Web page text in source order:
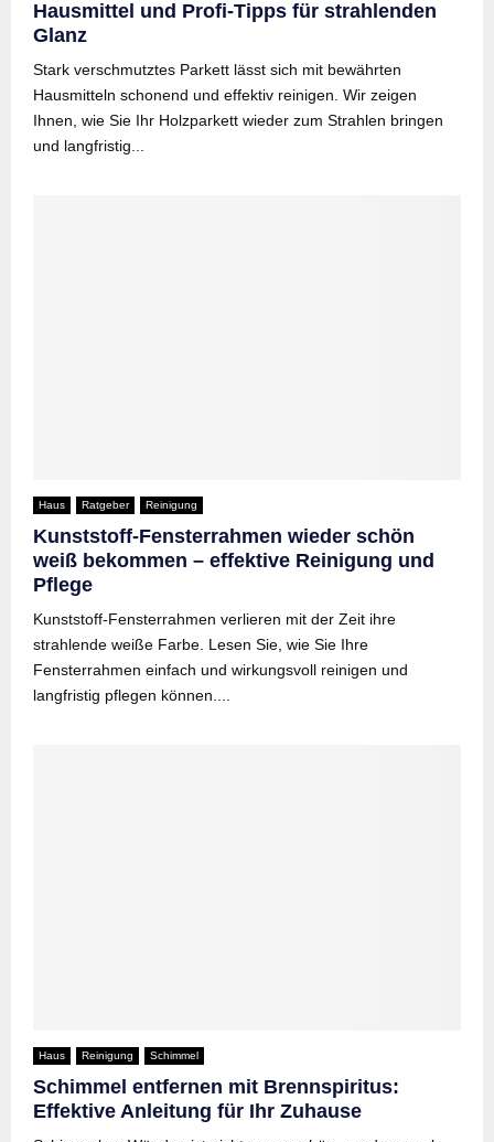
Hausmittel und Profi-Tipps für strahlenden
Glanz
Stark verschmutztes Parkett lässt sich mit bewährten
Hausmitteln schonend und effektiv reinigen. Wir zeigen
Ihnen, wie Sie Ihr Holzparkett wieder zum Strahlen bringen
und langfristig...
Haus Ratgeber Reinigung
Kunststoff-Fensterrahmen wieder schön
weiß bekommen – effektive Reinigung und
Pflege
Kunststoff-Fensterrahmen verlieren mit der Zeit ihre
strahlende weiße Farbe. Lesen Sie, wie Sie Ihre
Fensterrahmen einfach und wirkungsvoll reinigen und
langfristig pflegen können....
Haus Reinigung Schimmel
Schimmel entfernen mit Brennspiritus:
Effektive Anleitung für Ihr Zuhause